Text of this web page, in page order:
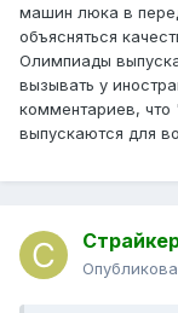
машин люка в
объясняться
Олимпиады
вызывать у
комментариев,
выпускаются для